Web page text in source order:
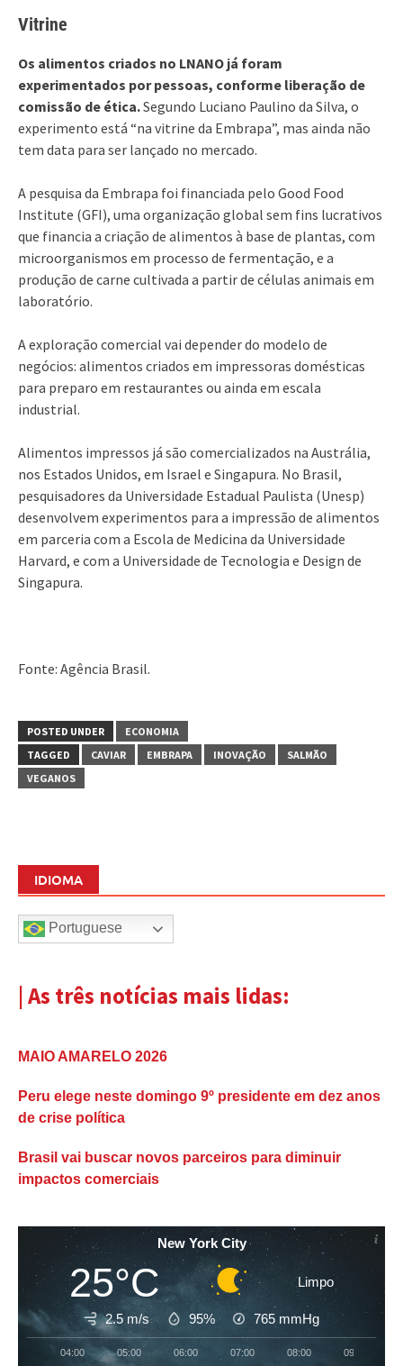
Vitrine
Os alimentos criados no LNANO já foram
experimentados por pessoas, conforme liberação de
comissão de ética.Segundo Luciano Paulino da Silva, o
experimento está “na vitrine da Embrapa”, mas ainda não
tem data para ser lançado no mercado.
A pesquisa da Embrapa foi financiada pelo Good Food
Institute (GFI), uma organização global sem fins lucrativos
que financia a criação de alimentos à base de plantas, com
microorganismos em processo de fermentação, e a
produção de carne cultivada a partir de células animais em
laboratório.
A exploração comercial vai depender do modelo de
negócios: alimentos criados em impressoras domésticas
para preparo em restaurantes ou ainda em escala
industrial.
Alimentos impressos já são comercializados na Austrália,
nos Estados Unidos, em Israel e Singapura. No Brasil,
pesquisadores da Universidade Estadual Paulista (Unesp)
desenvolvem experimentos para a impressão de alimentos
em parceria com a Escola de Medicina da Universidade
Harvard, e com a Universidade de Tecnologia e Design de
Singapura.
Fonte: Agência Brasil.
POSTED UNDER
ECONOMIA
TAGGED
CAVIAR EMBRAPA INOVAÇÃO
SALMÃO
VEGANOS
IDIOMA
Portuguese
| As três notícias mais lidas:
MAIO AMARELO 2026
Peru elege neste domingo 9º presidente em dez anos
de crise política
Brasil vai buscar novos parceiros para diminuir
impactos comerciais
New York City
25°C Limpo
2.5 m/s 95% 765 mmHg
04:00 05:00 06:00 07:00 08:00 09:00